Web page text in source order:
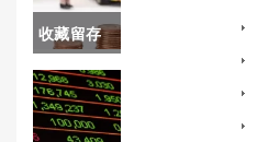
收藏留存
好！恒指
期货保证